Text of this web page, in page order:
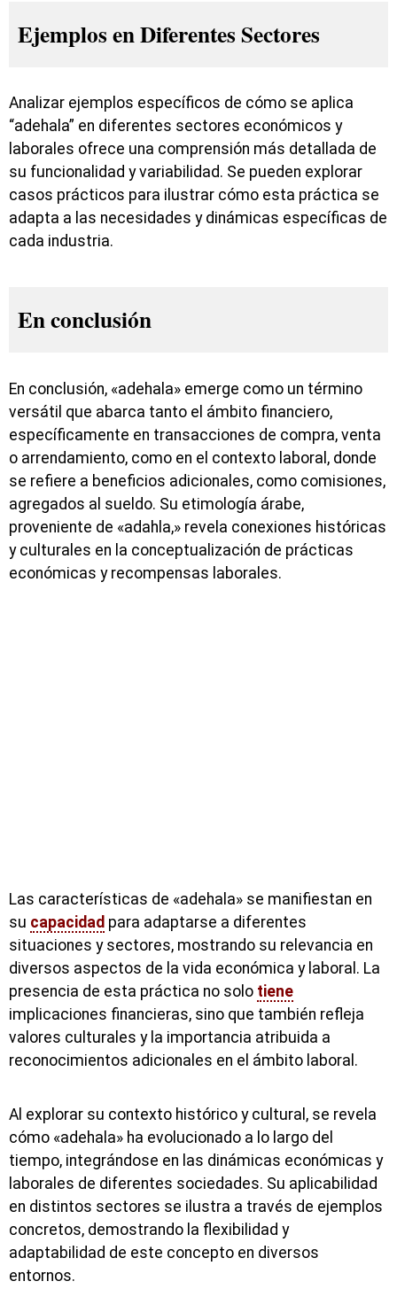
Ejemplos en Diferentes Sectores
Analizar ejemplos específicos de cómo se aplica
“adehala” en diferentes sectores económicos y
laborales ofrece una comprensión más detallada de
su funcionalidad y variabilidad. Se pueden explorar
casos prácticos para ilustrar cómo esta práctica se
adapta a las necesidades y dinámicas específicas de
cada industria.
En conclusión
En conclusión, «adehala» emerge como un término
versátil que abarca tanto el ámbito financiero,
específicamente en transacciones de compra, venta
o arrendamiento, como en el contexto laboral, donde
se refiere a beneficios adicionales, como comisiones,
agregados al sueldo. Su etimología árabe,
proveniente de «adahla,» revela conexiones históricas
y culturales en la conceptualización de prácticas
económicas y recompensas laborales.
Las características de «adehala» se manifiestan en
su capacidad para adaptarse a diferentes
situaciones y sectores, mostrando su relevancia en
diversos aspectos de la vida económica y laboral. La
presencia de esta práctica no solo tiene
implicaciones financieras, sino que también refleja
valores culturales y la importancia atribuida a
reconocimientos adicionales en el ámbito laboral.
Al explorar su contexto histórico y cultural, se revela
cómo «adehala» ha evolucionado a lo largo del
tiempo, integrándose en las dinámicas económicas y
laborales de diferentes sociedades. Su aplicabilidad
en distintos sectores se ilustra a través de ejemplos
concretos, demostrando la flexibilidad y
adaptabilidad de este concepto en diversos
entornos.